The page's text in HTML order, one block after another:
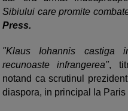
Sibiului care promite
Press.
"Klaus Iohannis castiga
recunoaste infrangerea",
notand ca scrutinul
diaspora, in principal la Paris